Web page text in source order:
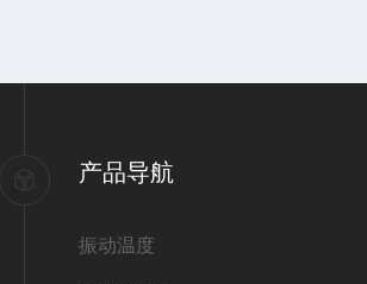
产品导航
振动温度